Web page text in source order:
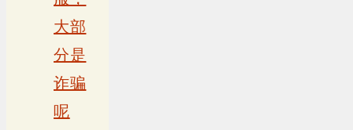
大部
分是
诈骗
呢